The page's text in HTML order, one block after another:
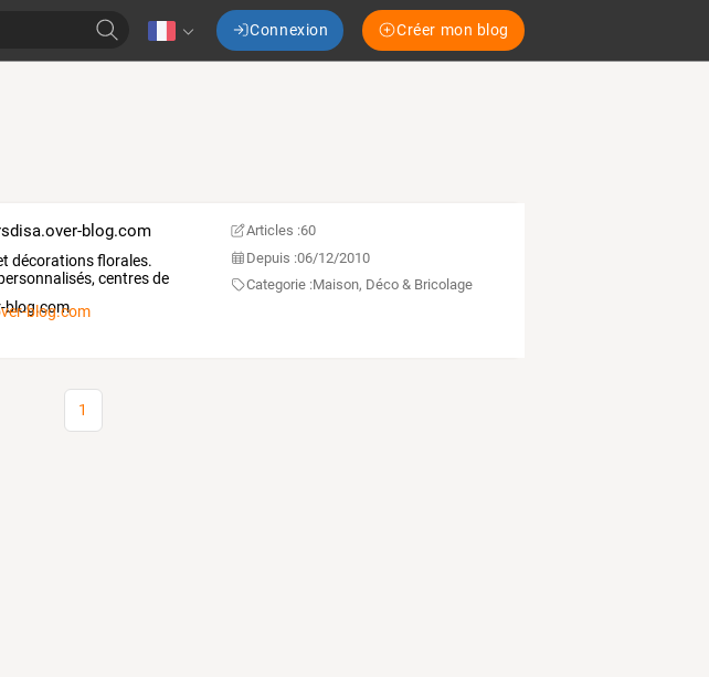
Connexion Créer mon blog
blog.com
décorationsflorales.
centresde
blog.com
Articles :60
Depuis :06/12/2010
Categorie :Maison, Déco & Bricolage
1